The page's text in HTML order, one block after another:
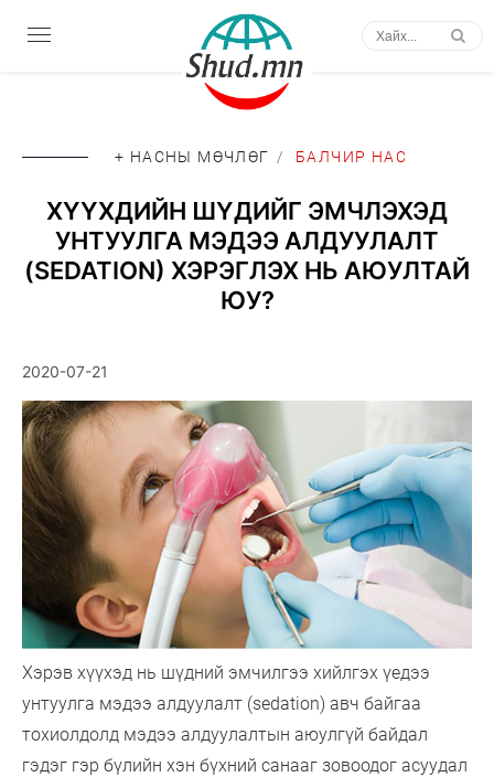
+ НАСНЫ МӨЧЛӨГ / БАЛЧИР НАС
ХҮҮХДИЙН ШҮДИЙГ ЭМЧЛЭХЭД
УНТУУЛГА МЭДЭЭ АЛДУУЛАЛТ
(SEDATION) ХЭРЭГЛЭХ НЬ АЮУЛТАЙ
ЮУ?
2020-07-21
Хэрэв хүүхэд нь шүдний эмчилгээ хийлгэх үедээ
унтуулга мэдээ алдуулалт (sedation) авч байгаа
тохиолдолд мэдээ алдуулалтын аюулгүй байдал
гэдэг гэр бүлийн хэн бүхний санааг зовоодог асуудал